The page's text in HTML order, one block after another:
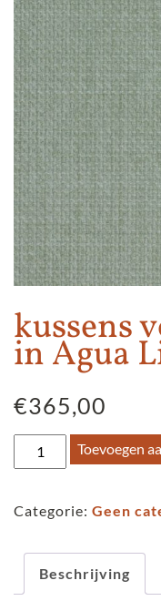
kussens
in Agua
€365,00
kussens
volgens
in
Linette
aantal
Toevoegen
Categorie: Geen
Beschrijving